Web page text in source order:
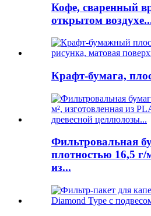
Кофе, сваренный
открытом
Крафт-бумага,
Фильтровальная
плотностью 16,5 г/
из...